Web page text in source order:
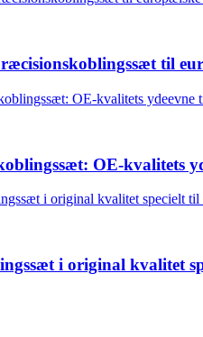
til
OE-kvalitets
i original kvalitet